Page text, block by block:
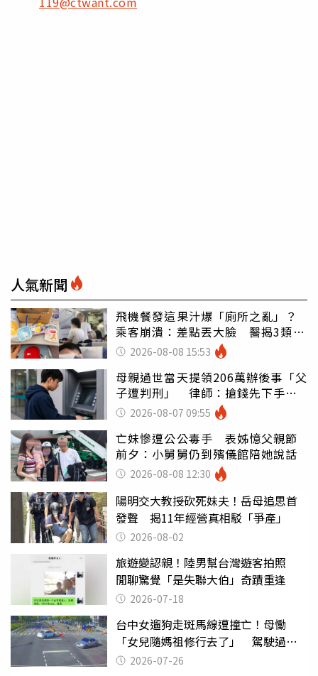
人氣新聞
飛機餐發這果汁爆「廁所之亂」？
乘客崩潰：差點丟大臉 醫揭3類人
別亂喝
2026-08-08 15:53
母親過世當天提領206萬辦後事「父
子遭判刑」 律師：搶錢先下手是
罪 2026-08-07 09:55
亡妹慘遭公公毒手 表姊憶父親節
前夕：小舅舅仍到殯儀館陪她說話
2026-08-08 12:30
陽明交大教授砍死妹夫！岳母追思首
發聲 揭11年經營真相駁「爭產」
2026-08-02
旅遊變認親！陸男幫台灣遊客拍照
閒聊驚覺「是失聯大伯」奇蹟重逢
2026-07-18
台中女遛狗走斑馬線遭撞亡！母慟
「女兒隨媽祖修行去了」 駕駛過失
致死判9月
2026-07-26